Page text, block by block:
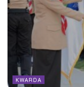
KWARDA